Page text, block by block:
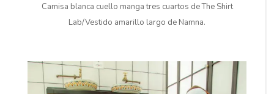
Camisa blanca cuello manga tres cuartos de The Shirt
Lab/Vestido amarillo largo de Namna.